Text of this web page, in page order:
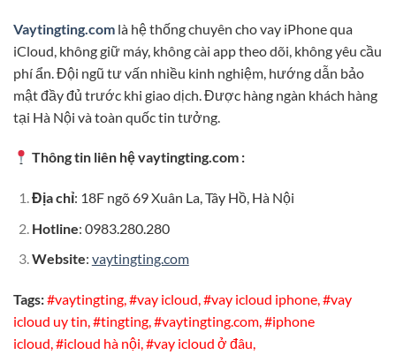
Vaytingting.com là hệ thống chuyên cho vay iPhone qua
iCloud, không giữ máy, không cài app theo dõi, không yêu cầu
phí ẩn. Đội ngũ tư vấn nhiều kinh nghiệm, hướng dẫn bảo
mật đầy đủ trước khi giao dịch. Được hàng ngàn khách hàng
tại Hà Nội và toàn quốc tin tưởng.
Thông tin liên hệ vaytingting.com :
Địa chỉ: 18F ngõ 69 Xuân La, Tây Hồ, Hà Nội
Hotline: 0983.280.280
Website: vaytingting.com
Tags:#vaytingting,#vay icloud,#vay icloud iphone,#vay
icloud uy tin,#tingting,#vaytingting.com,#iphone
icloud,#icloud hà nội,#vay icloud ở đâu,